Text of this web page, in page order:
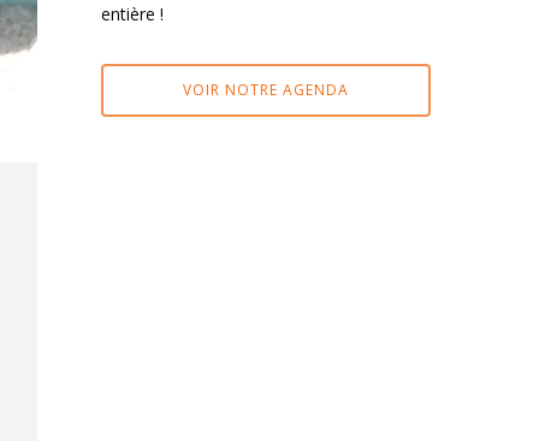
entière !
VOIR NOTRE AGENDA